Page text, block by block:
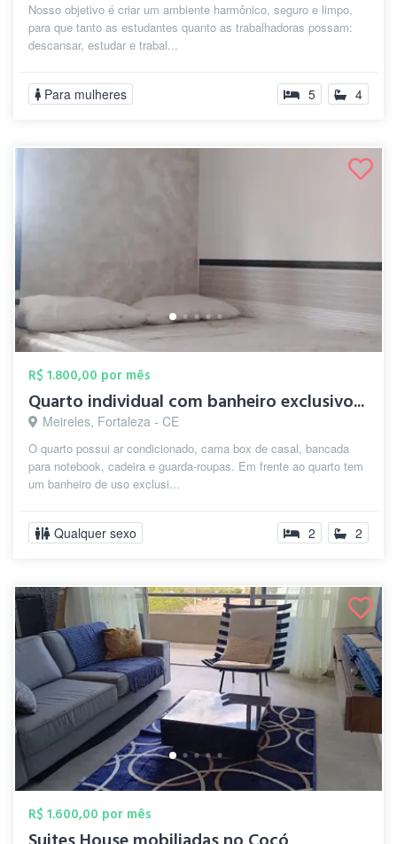
Nosso objetivo é criar um ambiente harmônico, seguro e limpo,
para que tanto as estudantes quanto as trabalhadoras possam:
descansar, estudar e trabal...
Para mulheres 5 4
R$ 1.800,00 por mês
Quarto individual com banheiro exclusivo...
Meireles, Fortaleza - CE
O quarto possui ar condicionado, cama box de casal, bancada
para notebook, cadeira e guarda-roupas. Em frente ao quarto tem
um banheiro de uso exclusi...
Qualquer sexo 2 2
R$ 1.600,00 por mês